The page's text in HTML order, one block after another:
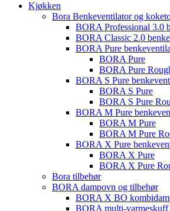
Kjøkken
Bora Benkeventilator og
BORA Professional 3.0
BORA Classic 2.0
BORA Pure
BORA Pure
BORA Pure
BORA S Pure
BORA S Pure
BORA S Pure
BORA M Pure
BORA M Pure
BORA M Pure
BORA X Pure
BORA X Pure
BORA X Pure
Bora tilbehør
BORA dampovn og tilbehør
BORA X BO
BORA multi-varmeskuff